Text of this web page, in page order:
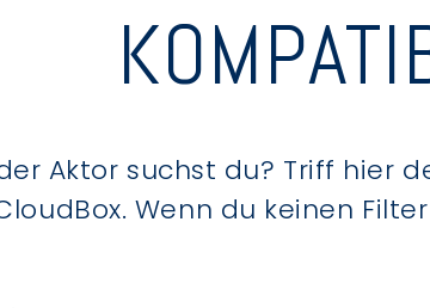
Aktor suchst du? Triff hier
Wenn du keinen